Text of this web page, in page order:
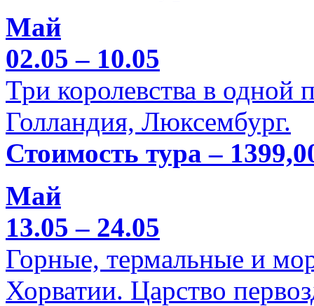
Май
02.05 – 10.05
Три королевства в одной
Голландия, Люксембург.
Стоимость тура –
Май
13.05 – 24.05
Горные, термальные и
Хорватии. Царство